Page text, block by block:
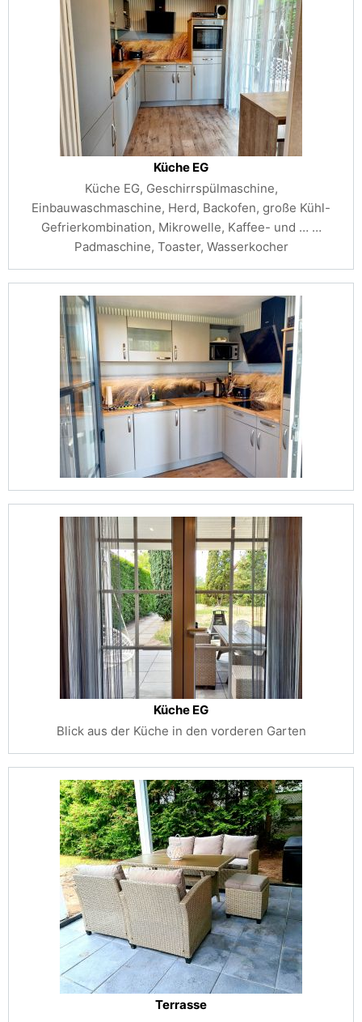
Küche EG
Küche EG, Geschirrspülmaschine,
Einbauwaschmaschine, Herd, Backofen, große Kühl-
Gefrierkombination, Mikrowelle, Kaffee- und … …
Padmaschine, Toaster, Wasserkocher
Küche EG
Blick aus der Küche in den vorderen Garten
Terrasse